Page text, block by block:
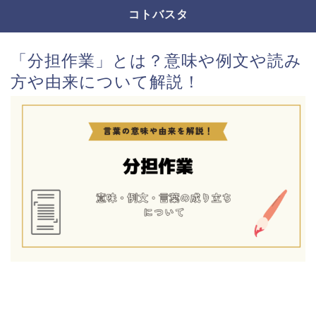
コトバスタ
「分担作業」とは？意味や例文や読み
方や由来について解説！